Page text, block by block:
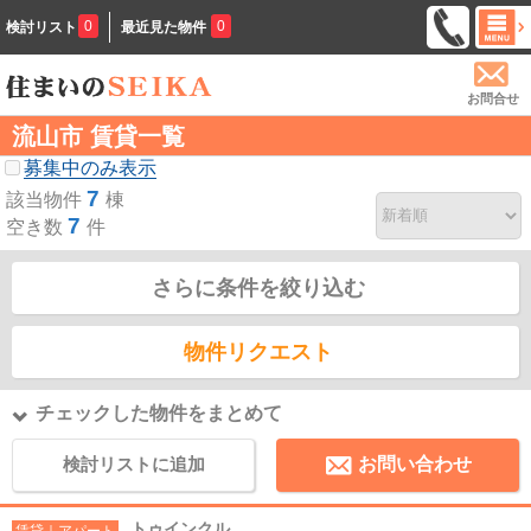
検討リスト 0 最近見た物件 0
お問合せ
流山市 賃貸一覧
募集中のみ表示
該当物件 7 棟
空き数 7 件
さらに条件を絞り込む
物件リクエスト
チェックした物件をまとめて
検討リストに追加 お問い合わせ